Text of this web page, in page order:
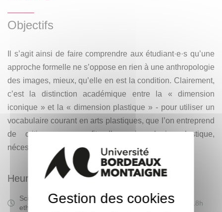
culturelle) que frontière (puisque sa limite est celle de la
nature) dans le champ des sciences humaines. Mais cette
artistique, dans le but d’entrevoir quelques-uns des enjeux
d’une
anthropologie des images
, et du nouveau rapport qui
peut s’établir entre une histoire de l’art et une histoire de la
culture, dès lors que ce n’est plus la représentation qui
fonde ce rapport (comme avec l’iconologie) mais une
elles-mêmes.
Objectifs
Il s’agit ainsi de faire comprendre aux étudiant·e·s qu’une
approche formelle ne s’oppose en rien à une anthropologie
des images, mieux, qu’elle en est la condition. Clairement,
c’est la distinction académique entre la « dimension
iconique » et la « dimension plastique » - pour utiliser un
vocabulaire courant en arts plastiques, que l’on entreprend
de critiquer au profit d’une iconologie plastique,
nécessairement critique.
Heures d'enseignement
Sciences humaines: anthropologie,
ethnologie - CM
Cours
18h
Gestion des cookies